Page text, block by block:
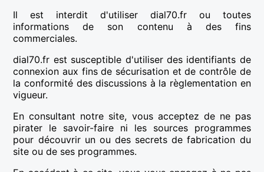
Il est interdit d'utiliser dial70.fr ou toutes
informations de son contenu à des fins
commerciales.
dial70.fr est susceptible d'utiliser des identifiants de
connexion aux fins de sécurisation et de contrôle de
la conformité des discussions à la règlementation en
vigueur.
En consultant notre site, vous acceptez de ne pas
pirater le savoir-faire ni les sources programmes
pour découvrir un ou des secrets de fabrication du
site ou de ses programmes.